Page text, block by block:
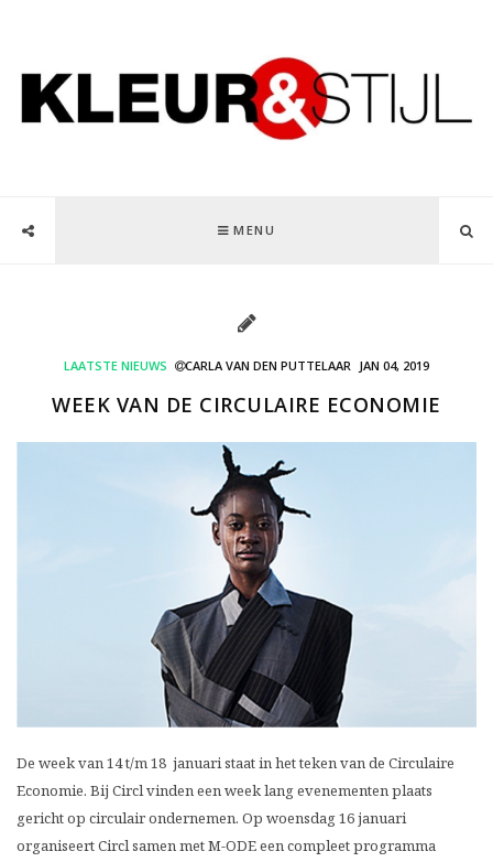
MENU
LAATSTE NIEUWS CARLA VAN DEN PUTTELAAR JAN 04, 2019
WEEK VAN DE CIRCULAIRE ECONOMIE
De week van 14 t/m 18 januari staat in het teken van de Circulaire
Economie. Bij Circl vinden een week lang evenementen plaats
gericht op circulair ondernemen. Op woensdag 16 januari
organiseert Circl samen met M-ODE een compleet programma